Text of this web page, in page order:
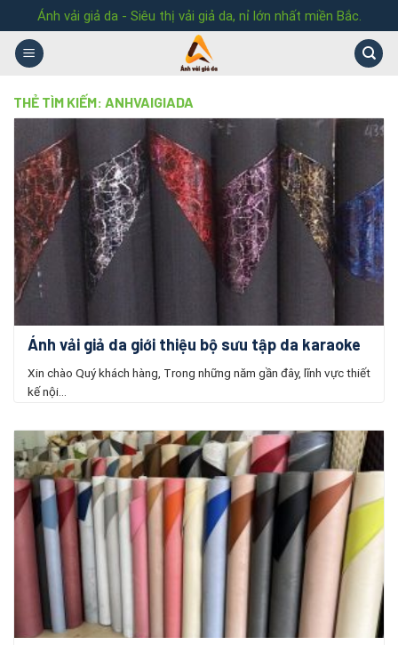
to
content
Ánh vải giả da - Siêu thị vải giả da, nỉ lớn nhất miền Bắc.
THẺ TÌM KIẾM: ANHVAIGIADA
Ánh vải giả da giới thiệu bộ sưu tập da karaoke
Xin chào Quý khách hàng, Trong những năm gần đây, lĩnh vực thiết
kế nội...